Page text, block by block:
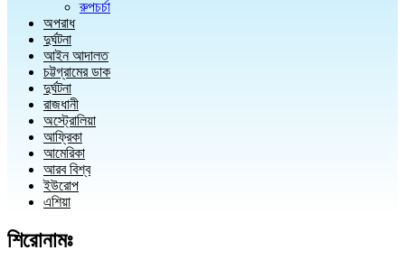
রুপচর্চা
অপরাধ
দুর্ঘটনা
আইন আদালত
চট্টগ্রামের ডাক
দুর্ঘটনা
রাজধানী
অস্ট্রোলিয়া
আফ্রিকা
আমেরিকা
আরব বিশ্ব
ইউরোপ
এশিয়া
শিরোনামঃ